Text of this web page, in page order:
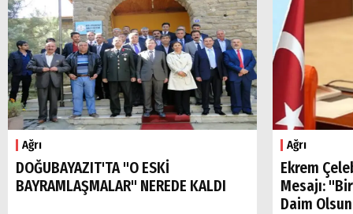
Ağrı
DOĞUBAYAZIT'TA "O ESKİ
BAYRAMLAŞMALAR" NEREDE KALDI
Ağrı
Ekrem
Mesajı:
Daim